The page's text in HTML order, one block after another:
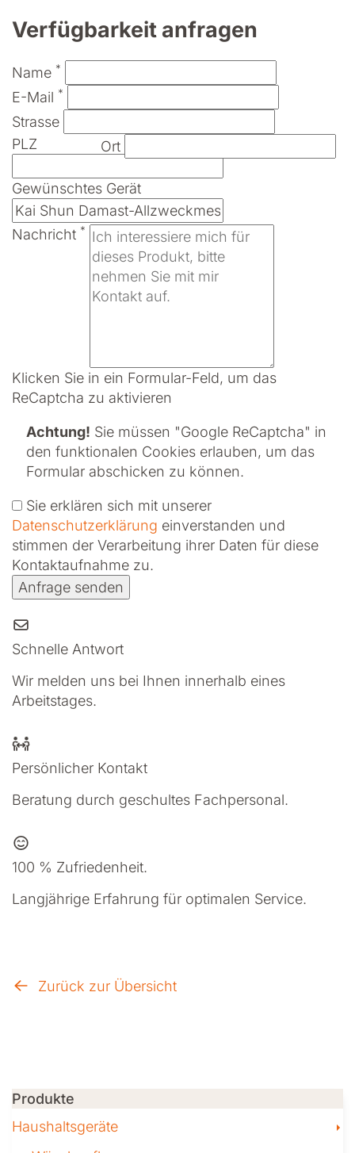
Verfügbarkeit anfragen
Name *
E-Mail *
Strasse
PLZ
Ort
Gewünschtes Gerät
Nachricht *
Klicken Sie in ein Formular-Feld, um das
ReCaptcha zu aktivieren
Achtung! Sie müssen "Google ReCaptcha" in
den funktionalen Cookies erlauben, um das
Formular abschicken zu können.
Sie erklären sich mit unserer
Datenschutzerklärung ein­ver­standen und
stimmen der Verarbeitung ihrer Daten für diese
Kontaktaufnahme zu.
Anfrage senden
Schnelle Antwort
Wir melden uns bei Ihnen innerhalb eines
Arbeitstages.
Persönlicher Kontakt
Beratung durch geschultes Fachpersonal.
100 % Zufriedenheit.
Langjährige Erfahrung für optimalen Service.
Zurück zur Übersicht
Produkte
Haushaltsgeräte